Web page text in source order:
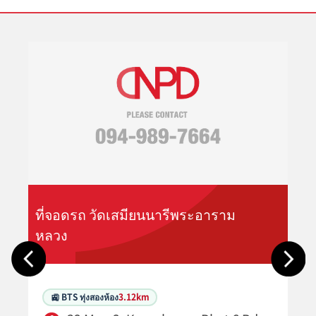
ที่จอดรถ วัดเสมียนนารีพระอาราม
หลวง
🚉 BTS ทุ่งสองห้อง3.12km